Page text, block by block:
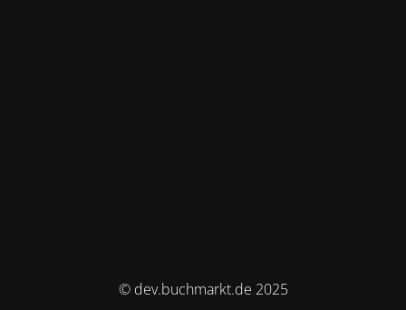
© dev.buchmarkt.de 2025